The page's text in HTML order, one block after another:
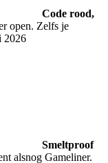
Code rood,
open. Zelfs je
2026
Smeltproof
alsnog Gameliner.